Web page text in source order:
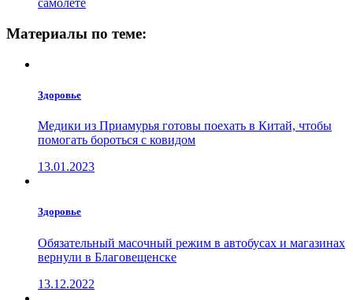
самолете
Материалы по теме:
Здоровье
Медики из Приамурья готовы поехать в Китай, чтобы
помогать бороться с ковидом
13.01.2023
Здоровье
Обязательный масочный режим в автобусах и магазинах
вернули в Благовещенске
13.12.2022